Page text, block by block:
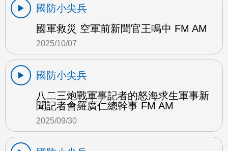
國防小尖兵
國軍救災 空軍前新聞官王鳴中 FM AM
2025/10/07
國防小尖兵
八二三炮戰軍事記者的怒海求生軍事新
聞記者會羅廣仁總幹事 FM AM
2025/09/30